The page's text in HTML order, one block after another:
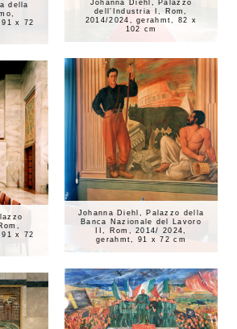
della
x 72
x 72
Johanna Diehl, Palazzo
dell’Industria I, Rom,
2014/2024, gerahmt, 82 x
102 cm
Johanna Diehl, Palazzo della
Banca Nazionale del Lavoro
II, Rom, 2014/ 2024,
gerahmt, 91 x 72 cm